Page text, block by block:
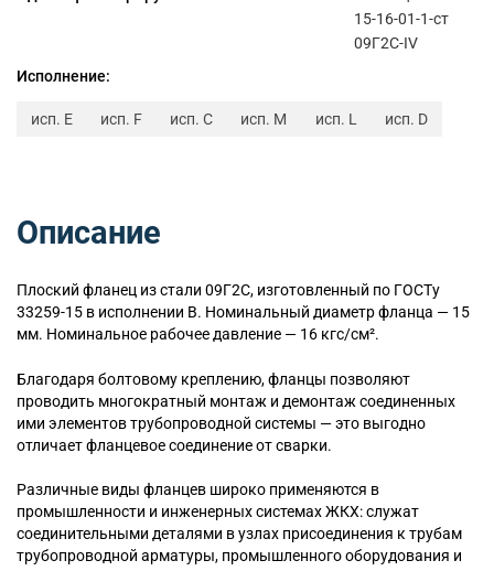
15-16-01-1-ст
09Г2С-IV
Исполнение:
исп. E исп. F исп. C исп. M исп. L исп. D
Описание
Плоский фланец из стали 09Г2С, изготовленный по ГОСТу
33259-15 в исполнении B. Номинальный диаметр фланца — 15
мм. Номинальное рабочее давление — 16 кгс/см².
Благодаря болтовому креплению, фланцы позволяют
проводить многократный монтаж и демонтаж соединенных
ими элементов трубопроводной системы — это выгодно
отличает фланцевое соединение от сварки.
Различные виды фланцев широко применяются в
промышленности и инженерных системах ЖКХ: служат
соединительными деталями в узлах присоединения к трубам
трубопроводной арматуры, промышленного оборудования и